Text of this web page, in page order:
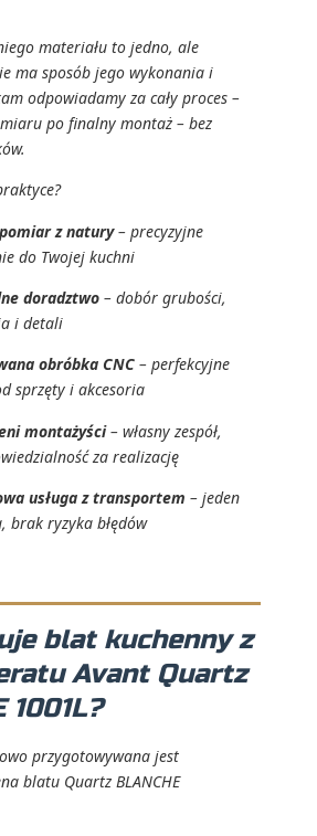
materiału to jedno, ale
ma sposób jego wykonania i
odpowiadamy za cały proces –
po finalny montaż – bez
z natury– precyzyjne
do Twojej kuchni
doradztwo – dobór grubości,
i detali
obróbka CNC – perfekcyjne
sprzęty i akcesoria
montażyści– własny zespół,
za realizację
usługa z transportem – jeden
brak ryzyka błędów
blat kuchenny z
Avant Quartz
1001L?
przygotowywana jest
blatu Quartz BLANCHE